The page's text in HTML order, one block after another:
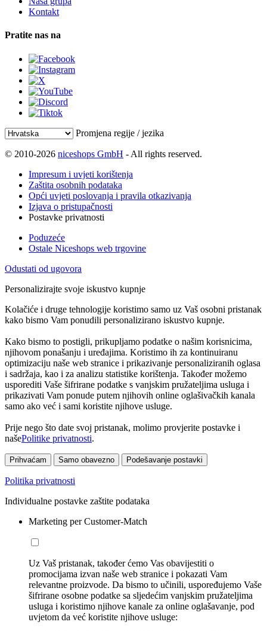
Kontakt
Pratite nas na
Promjena regije / jezika
© 2010-2026 niceshops GmbH - All rights reserved.
Impresum i uvjeti korištenja
Zaštita osobnih podataka
Opći uvjeti poslovanja i pravila otkazivanja
Izjava o pristupačnosti
Postavke privatnosti
Poduzeće
Ostale Niceshops web trgovine
Odustati od ugovora
Personalizirajte svoje iskustvo kupnje
Kolačiće i druge tehnologije koristimo samo uz Vaš osobni pristanak
kako bismo Vam ponudili personalizirano iskustvo kupnje.
Kako bismo to postigli, prikupljamo podatke o našim korisnicima,
njihovom ponašanju i uređajima. Koristimo ih za kontinuiranu
optimizaciju naše web stranice i prikazivanje personaliziranih oglasa
i sadržaja, kao i za analizu statistike korištenja. Također možemo
usporediti Vaše šifrirane podatke s vanjskim pružateljima usluga i
prikazivati Vam ponude putem njihovih online oglašivačkih kanala
samo ako već i sami koristite njihove usluge.
Prije nego što date svoj pristanak, molimo provjerite postavke i
našePolitike privatnosti.
Prihvaćam Samo obavezno Podešavanje postavki
Politika privatnosti
Individualne postavke zaštite podataka
Marketing per Customer-Match
Uz Vaš pristanak, također ćemo Vas obavijestiti o
promocijama izvan naše web stranice i pokazati Vam
relevantne proizvode. Da bismo to učinili, uspoređujemo Vaše
šifrirane osobne podatke sa sljedećim vanjskim pružateljima
usluga i koristimo njihove kanale za online oglašavanje, pod
uvjetom da već koristite njihove usluge: